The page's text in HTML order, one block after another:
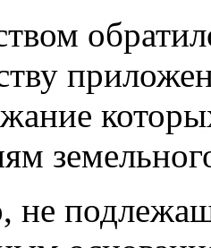
не